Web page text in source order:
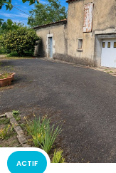
ACTIF